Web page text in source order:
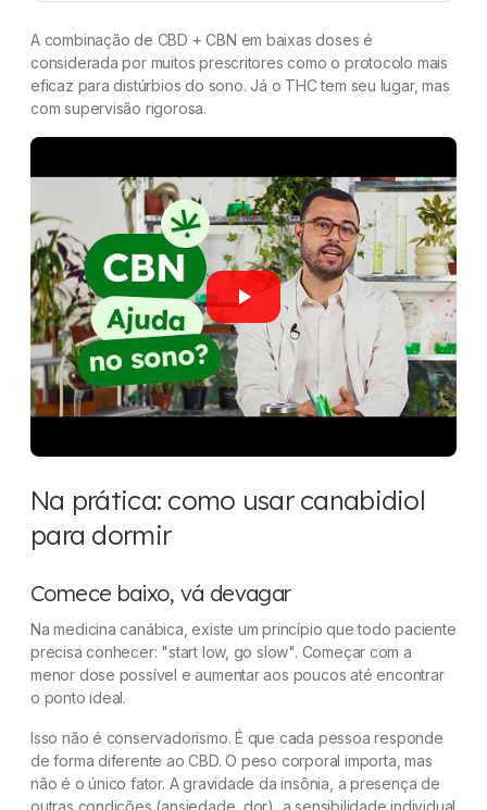
A combinação de CBD + CBN em baixas doses é
considerada por muitos prescritores como o protocolo mais
eficaz para distúrbios do sono. Já o THC tem seu lugar, mas
com supervisão rigorosa.
Na prática: como usar canabidiol
para dormir
Comece baixo, vá devagar
Na medicina canábica, existe um princípio que todo paciente
precisa conhecer: "start low, go slow". Começar com a
menor dose possível e aumentar aos poucos até encontrar
o ponto ideal.
Isso não é conservadorismo. É que cada pessoa responde
de forma diferente ao CBD. O peso corporal importa, mas
não é o único fator. A gravidade da insônia, a presença de
outras condições (ansiedade, dor), a sensibilidade individual